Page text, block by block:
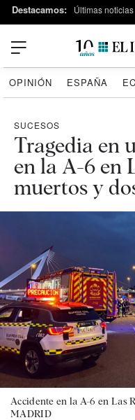
Destacamos: Últimas noticias
OPINIÓN ESPAÑA
SUCESOS
Tragedia en
en la A-6 en
muertos y
Accidente en la A-6 en Las
MADRID